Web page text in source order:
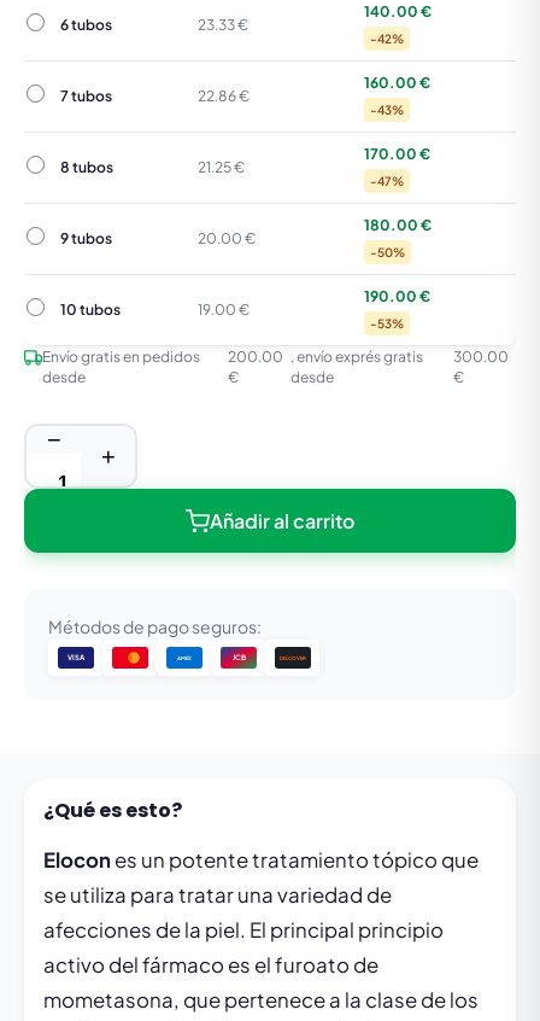
6 tubos6 tubos 23.33 €
140.00 €
-42%
7 tubos7 tubos 22.86 €
160.00 €
-43%
8 tubos8 tubos 21.25 €
170.00 €
-47%
9 tubos9 tubos 20.00 €
180.00 €
-50%
10 tubos10 tubos 19.00 €
190.00 €
-53%
Envío gratis en pedidos
desde
200.00
€
, envío exprés gratis
desde
300.00
€
−
+
Añadir al carrito
Métodos de pago seguros:
VISA AMEX JCB DISCOVER
¿Qué es esto?
Elocones un potente tratamiento tópico que
se utiliza para tratar una variedad de
afecciones de la piel. El principal principio
activo del fármaco es el furoato de
mometasona, que pertenece a la clase de los